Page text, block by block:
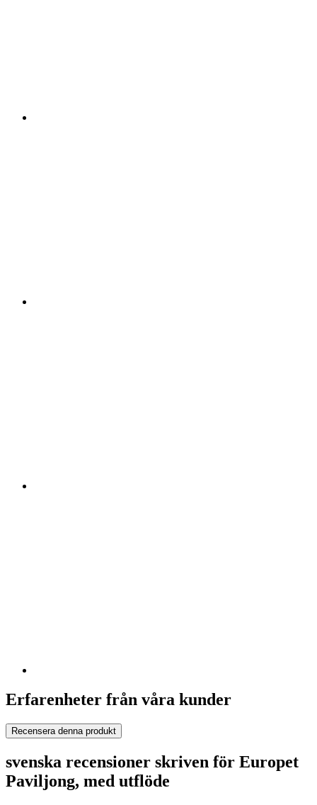
Erfarenheter från våra kunder
Recensera denna produkt
svenska recensioner skriven för Europet
Paviljong, med utflöde